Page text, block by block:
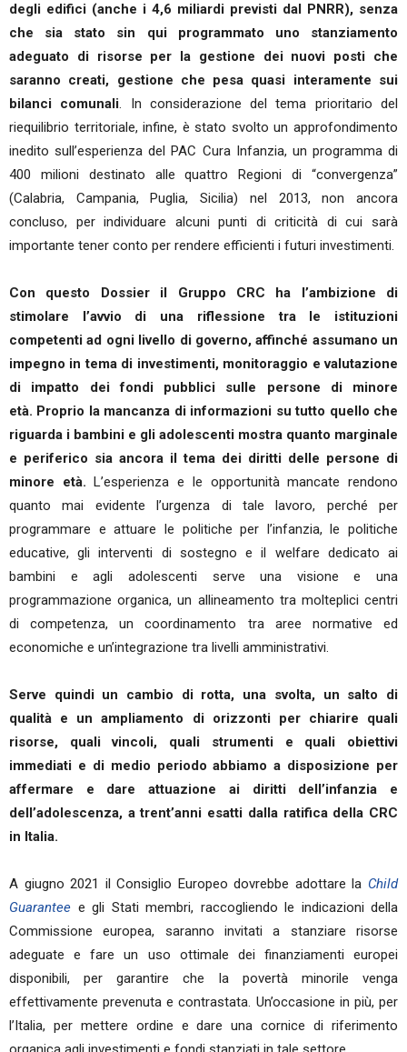
degli edifici (anche i 4,6 miliardi previsti dal PNRR), senza
che sia stato sin qui programmato uno stanziamento
adeguato di risorse per la gestione dei nuovi posti che
saranno creati, gestione che pesa quasi interamente sui
bilanci comunali. In considerazione del tema prioritario del
riequilibrio territoriale, infine, è stato svolto un approfondimento
inedito sull’esperienza del PAC Cura Infanzia, un programma di
400 milioni destinato alle quattro Regioni di “convergenza”
(Calabria, Campania, Puglia, Sicilia) nel 2013, non ancora
concluso, per individuare alcuni punti di criticità di cui sarà
importante tener conto per rendere efficienti i futuri investimenti.
Con questo Dossier il Gruppo CRC ha l’ambizione di
stimolare l’avvio di una riflessione tra le istituzioni
competenti ad ogni livello di governo, affinché assumano un
impegno in tema di investimenti, monitoraggio e valutazione
di impatto dei fondi pubblici sulle persone di minore
età. Proprio la mancanza di informazioni su tutto quello che
riguarda i bambini e gli adolescenti mostra quanto marginale
e periferico sia ancora il tema dei diritti delle persone di
minore età. L’esperienza e le opportunità mancate rendono
quanto mai evidente l’urgenza di tale lavoro, perché per
programmare e attuare le politiche per l’infanzia, le politiche
educative, gli interventi di sostegno e il welfare dedicato ai
bambini e agli adolescenti serve una visione e una
programmazione organica, un allineamento tra molteplici centri
di competenza, un coordinamento tra aree normative ed
economiche e un’integrazione tra livelli amministrativi.
Serve quindi un cambio di rotta, una svolta, un salto di
qualità e un ampliamento di orizzonti per chiarire quali
risorse, quali vincoli, quali strumenti e quali obiettivi
immediati e di medio periodo abbiamo a disposizione per
affermare e dare attuazione ai diritti dell’infanzia e
dell’adolescenza, a trent’anni esatti dalla ratifica della CRC
in Italia.
A giugno 2021 il Consiglio Europeo dovrebbe adottare la Child
Guarantee e gli Stati membri, raccogliendo le indicazioni della
Commissione europea, saranno invitati a stanziare risorse
adeguate e fare un uso ottimale dei finanziamenti europei
disponibili, per garantire che la povertà minorile venga
effettivamente prevenuta e contrastata. Un’occasione in più, per
l’Italia, per mettere ordine e dare una cornice di riferimento